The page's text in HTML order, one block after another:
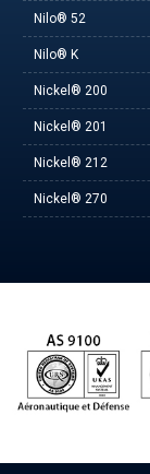
Nilo® 52
Nilo® K
Nickel® 200
Nickel® 201
Nickel® 212
Nickel® 270